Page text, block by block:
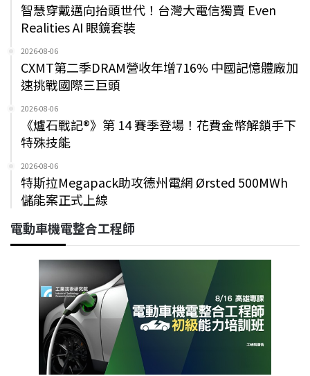
智慧穿戴邁向抬頭世代！台灣大電信獨賣 Even
Realities AI 眼鏡套裝
2026-08-06
CXMT第二季DRAM營收年增716% 中國記憶體廠加
速挑戰國際三巨頭
2026-08-06
《爐石戰記®》第 14 賽季登場！花費金幣解鎖手下
特殊技能
2026-08-06
特斯拉Megapack助攻德州電網 Ørsted 500MWh
儲能案正式上線
電動車機電整合工程師